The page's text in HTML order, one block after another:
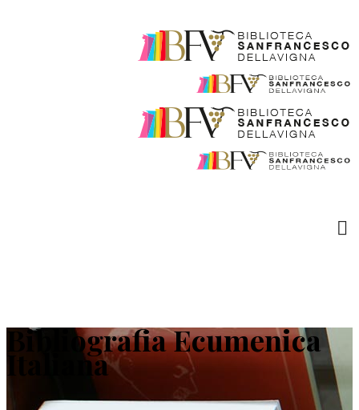
Bibliografia Ecumenica
Italiana